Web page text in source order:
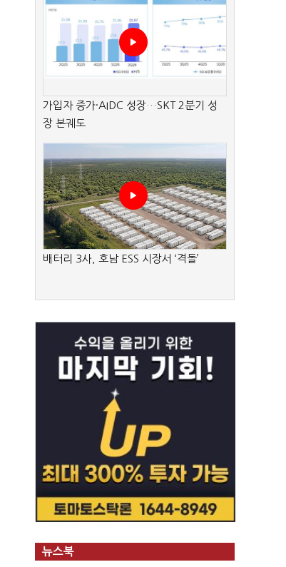
가입자 증가·AIDC 성장…SKT 2분기 성
장 본궤도
배터리 3사, 호남 ESS 시장서 ‘격돌’
뉴스북